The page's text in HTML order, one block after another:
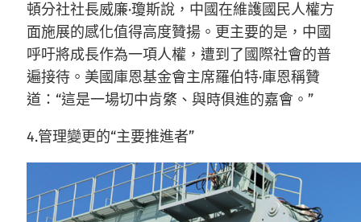
頓分社社長威廉·瓊斯說，中國在維護國民人權方
面施展的感化值得高度贊揚。更主要的是，中國
呼吁將成長作為一項人權，遭到了國際社會的普
遍接待。美國庫恩基金會主席羅伯特·庫恩稱贊
道：“這是一場切中肯綮、與時俱進的嘉會。”
4.管理變更的“主要推進者”